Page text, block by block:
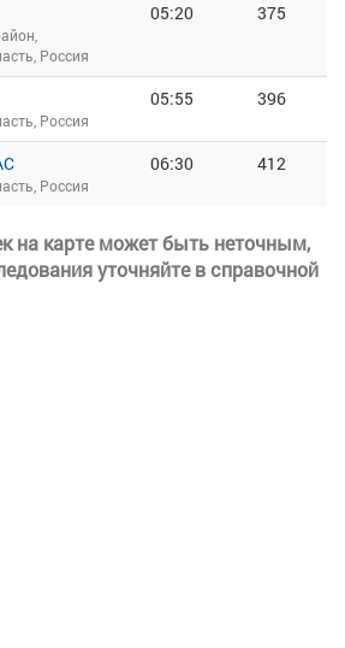
Россия
05:20 375
Россия
05:55 396
Россия
06:30 412
на карте может быть неточным,
уточняйте в справочной